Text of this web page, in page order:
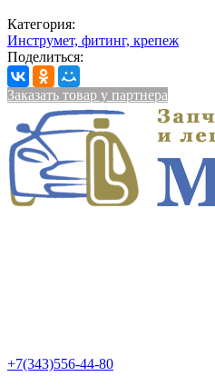
Категория:
Инструмет, фитинг, крепеж
Поделиться:
Заказать товар у партнера
+7(343)556-44-80